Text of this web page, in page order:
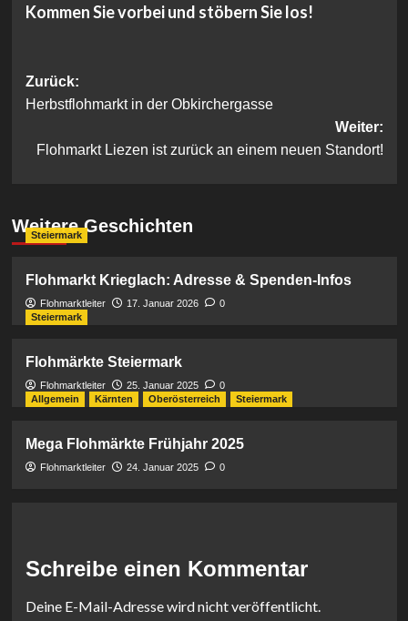
Kommen Sie vorbei und stöbern Sie los!
Beitragsnavigation
Zurück:
Herbstflohmarkt in der Obkirchergasse
Weiter:
Flohmarkt Liezen ist zurück an einem neuen Standort!
Weitere Geschichten
Steiermark
Flohmarkt Krieglach: Adresse & Spenden-Infos
Flohmarktleiter 17. Januar 2026
0
Steiermark
Flohmärkte Steiermark
Flohmarktleiter 25. Januar 2025
0
Allgemein
Kärnten Oberösterreich Steiermark
Mega Flohmärkte Frühjahr 2025
Flohmarktleiter 24. Januar 2025 0
Schreibe einen Kommentar
Deine E-Mail-Adresse wird nicht veröffentlicht.